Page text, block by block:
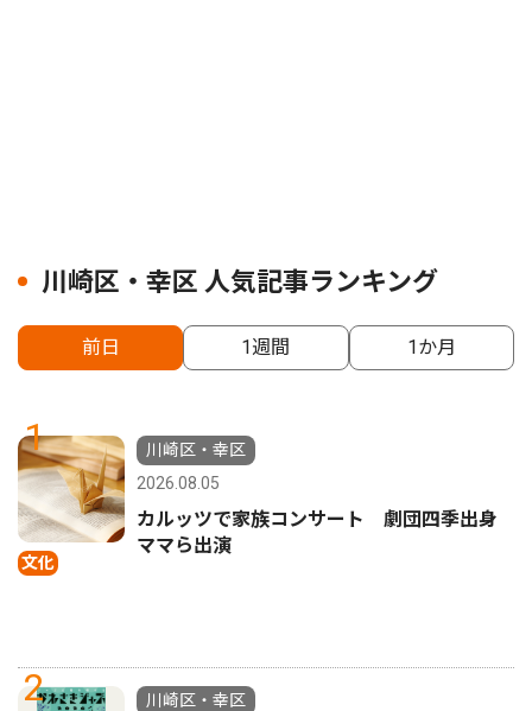
川崎区・幸区 人気記事ランキング
前日 1週間 1か月
1
文化
川崎区・幸区
2026.08.05
カルッツで家族コンサート 劇団四季出身
ママら出演
2
川崎区・幸区